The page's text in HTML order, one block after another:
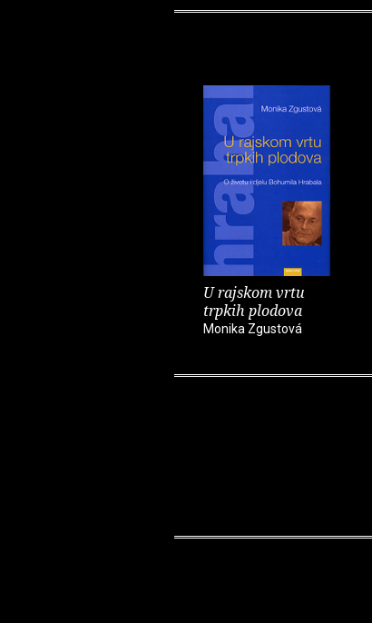
U rajskom vrtu
trpkih plodova
Monika Zgustová